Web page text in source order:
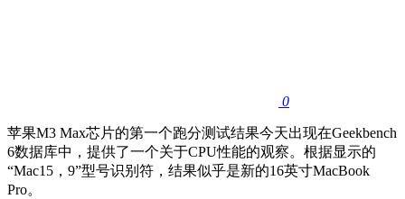
0
苹果M3 Max芯片的第一个跑分测试结果今天出现在Geekbench
6数据库中，提供了一个关于CPU性能的观察。根据显示的
“Mac15，9”型号识别符，结果似乎是新的16英寸MacBook
Pro。